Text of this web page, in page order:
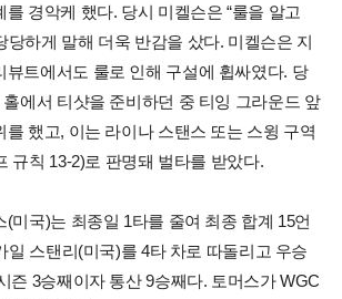
를 경악케 했다. 당시 미켈슨은 “룰을 알고
당하게 말해 더욱 반감을 샀다. 미켈슨은 지
뷰트에서도 룰로 인해 구설에 휩싸였다. 당
에서 티샷을 준비하던 중 티잉 그라운드 앞
를 했고, 이는 라이나 스탠스 또는 스윙 구역
규칙 13-2)로 판명돼 벌타를 받았다.
(미국)는 최종일 1타를 줄여 최종 합계 15언
일 스탠리(미국)를 4타 차로 따돌리고 우승
즌 3승째이자 통산 9승째다. 토머스가 WGC